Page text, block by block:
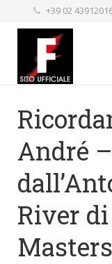
+39 02
André
River
Masters